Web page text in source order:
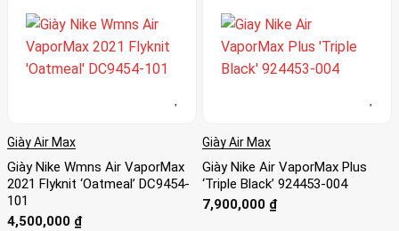
Giày Air Max
Giày Nike Wmns Air VaporMax
2021 Flyknit ‘Oatmeal’ DC9454-
101
4,500,000 ₫
Giày Air Max
Giày Nike Air VaporMax Plus
‘Triple Black’ 924453-004
7,900,000 ₫